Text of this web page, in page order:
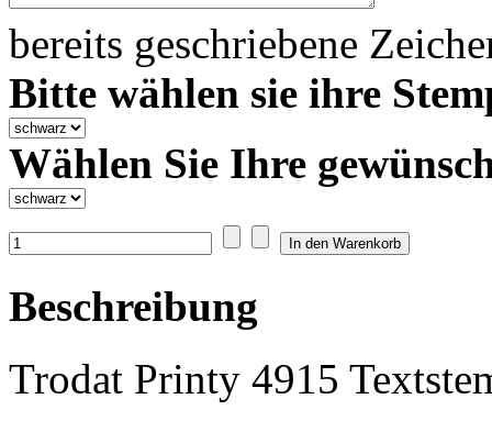
bereits geschriebene
Bitte wählen sie ihre
Wählen Sie Ihre
Beschreibung
Trodat Printy 4915